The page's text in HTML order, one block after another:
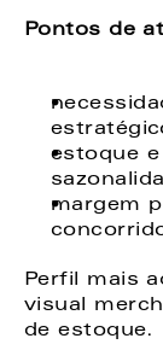
Pontos de
estoque
margem
Perfil mais
visual
de estoque.